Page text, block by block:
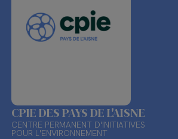
CPIE DES PAYS DE L'AISNE
CENTRE PERMANENT D'INITIATIVES
POUR L'ENVIRONNEMENT